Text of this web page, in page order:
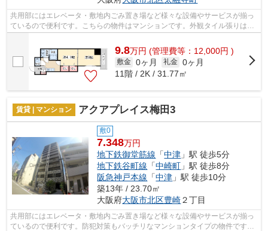
共用部にはエレベータ・敷地内ごみ置き場など様々な設備やサービスが揃っ
ているので便利です。こちらの物件はマンションです。外観タイル張りは、
9.8万円 (管理費等：12,000円 )
敷金 0ヶ月 礼金 0ヶ月
11階 / 2K / 31.77㎡
賃貸 | マンション アクアプレイス梅田3
敷0
7.348万円
地下鉄御堂筋線 「中津 」駅 徒歩5分
地下鉄谷町線 「中崎町 」駅 徒歩8分
阪急神戸本線 「中津 」駅 徒歩10分
築13年 / 23.70㎡
大阪府大阪市北区豊崎２丁目
共用部にはエレベータ・敷地内ごみ置き場など様々な設備やサービスが揃っ
ているので便利です。防犯対策もバッチリなマンションタイプの物件です。